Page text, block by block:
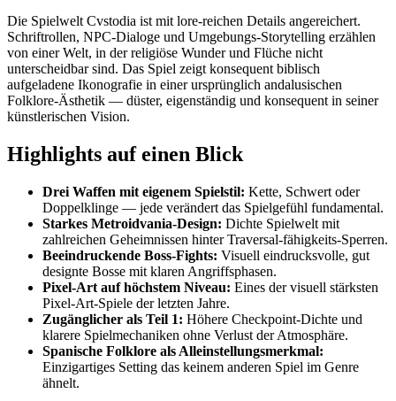
Die Spielwelt Cvstodia ist mit lore-reichen Details angereichert.
Schriftrollen, NPC-Dialoge und Umgebungs-Storytelling erzählen
von einer Welt, in der religiöse Wunder und Flüche nicht
unterscheidbar sind. Das Spiel zeigt konsequent biblisch
aufgeladene Ikonografie in einer ursprünglich andalusischen
Folklore-Ästhetik — düster, eigenständig und konsequent in seiner
künstlerischen Vision.
Highlights auf einen Blick
Drei Waffen mit eigenem Spielstil: Kette, Schwert oder
Doppelklinge — jede verändert das Spielgefühl fundamental.
Starkes Metroidvania-Design: Dichte Spielwelt mit
zahlreichen Geheimnissen hinter Traversal-fähigkeits-Sperren.
Beeindruckende Boss-Fights: Visuell eindrucksvolle, gut
designte Bosse mit klaren Angriffsphasen.
Pixel-Art auf höchstem Niveau: Eines der visuell stärksten
Pixel-Art-Spiele der letzten Jahre.
Zugänglicher als Teil 1: Höhere Checkpoint-Dichte und
klarere Spielmechaniken ohne Verlust der Atmosphäre.
Spanische Folklore als Alleinstellungsmerkmal:
Einzigartiges Setting das keinem anderen Spiel im Genre
ähnelt.